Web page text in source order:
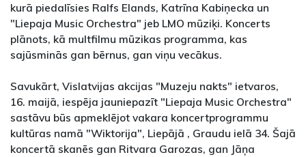
kurā piedalīsies Ralfs Elands, Katrīna Kabiņecka un
"Liepaja Music Orchestra" jeb LMO mūziķi. Koncerts
plānots, kā multfilmu mūzikas programma, kas
sajūsminās gan bērnus, gan viņu vecākus.
Savukārt, Vislatvijas akcijas "Muzeju nakts" ietvaros,
16. maijā, iespēja jauniepazīt "Liepaja Music Orchestra"
sastāvu būs apmeklējot vakara koncertprogrammu
kultūras namā "Wiktorija", Liepājā , Graudu ielā 34. Šajā
koncertā skanēs gan Ritvara Garozas, gan Jāņa